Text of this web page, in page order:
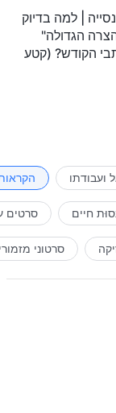
| למה בדיוק
הגדולה"
הקודש? (קטע
ועבודתו
חיים סרטים
סרטוני